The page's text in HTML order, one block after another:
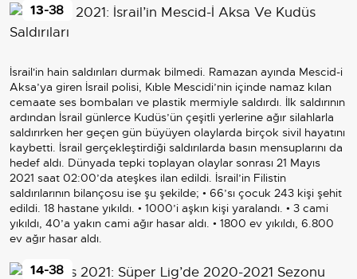
İsrail'in hain saldırıları durmak bilmedi. Ramazan ayında Mescid-i
Aksa’ya giren İsrail polisi, Kıble Mescidi’nin içinde namaz kılan
cemaate ses bombaları ve plastik mermiyle saldırdı. İlk saldırının
ardından İsrail günlerce Kudüs’ün çeşitli yerlerine ağır silahlarla
saldırırken her geçen gün büyüyen olaylarda birçok sivil hayatını
kaybetti. İsrail gerçekleştirdiği saldırılarda basın mensuplarını da
hedef aldı. Dünyada tepki toplayan olaylar sonrası 21 Mayıs
2021 saat 02:00’da ateşkes ilan edildi. İsrail’in Filistin
saldırılarının bilançosu ise şu şekilde; • 66’sı çocuk 243 kişi şehit
edildi. 18 hastane yıkıldı. • 1000’i aşkın kişi yaralandı. • 3 cami
yıkıldı, 40’a yakın cami ağır hasar aldı. • 1800 ev yıkıldı, 6.800
ev ağır hasar aldı.
13-38
14-38